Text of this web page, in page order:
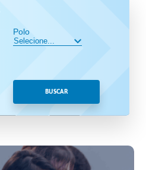
Polo
BUSCAR